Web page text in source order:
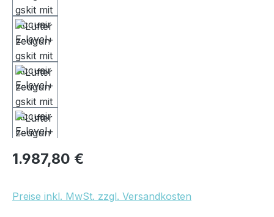
Regulärer Preis:
1.987,80 €
Preise inkl. MwSt. zzgl. Versandkosten